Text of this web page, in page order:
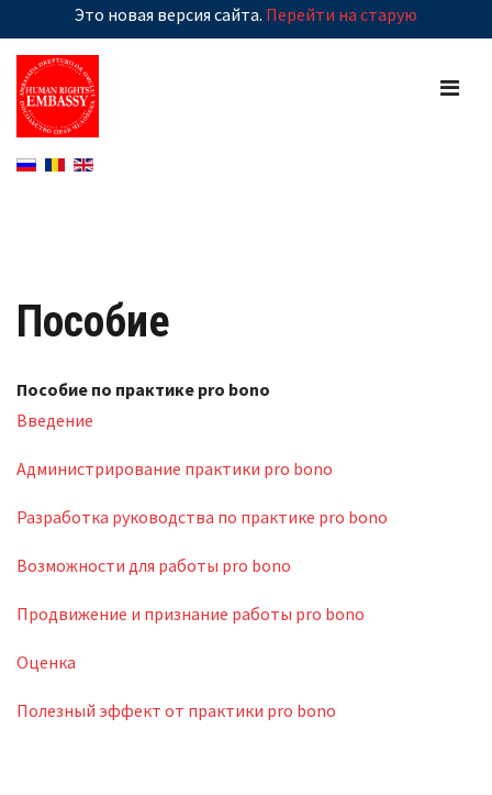
Это новая версия сайта. Перейти на старую
Пособие
Пособие по практике pro bono
Введение
Администрирование практики pro bono
Разработка руководства по практике pro bono
Возможности для работы pro bono
Продвижение и признание работы pro bono
Оценка
Полезный эффект от практики pro bono